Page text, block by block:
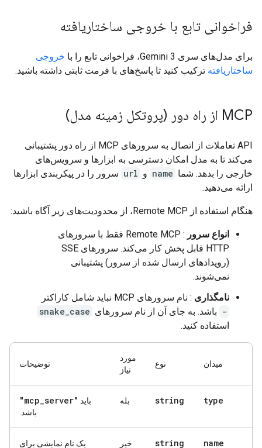
فراخوانی تابع با خروجی ساختاریافته
برای مدل‌های سری Gemini 3، فراخوانی تابع را با
خروجی
ساختاریافته ترکیب کنید تا پاسخ‌های با فرمت ثابتی داشته باشید.
MCP از راه دور (پروتکل زمینه مدل)
API تعاملات از اتصال به سرورهای MCP از راه دور پشتیبانی
می‌کند تا به مدل امکان دسترسی به ابزارها و سرویس‌های
خارجی را بدهد. شما name و url سرور را در پیکربندی ابزارها
ارائه می‌دهید.
هنگام استفاده از Remote MCP، از محدودیت‌های زیر آگاه باشید:
انواع سرور
: Remote MCP فقط با سرورهای
HTTP قابل پخش کار می‌کند. سرورهای SSE
(رویدادهای ارسال شده از سرور) پشتیبانی
نمی‌شوند.
نامگذاری : نام سرورهای MCP نباید شامل کاراکتر
- باشد. به جای آن از نام سرورهای snake_case
استفاده کنید.
میدان نوع
مورد
نیاز
توضیحات
type
string بله باید "mcp
_server"
باشد.
name
string خیر یک نام نمایشی برای